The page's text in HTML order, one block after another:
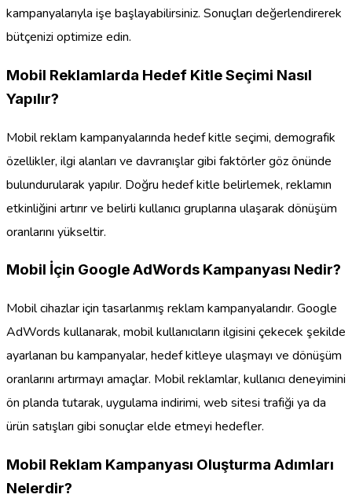
kampanyalarıyla işe başlayabilirsiniz. Sonuçları değerlendirerek
bütçenizi optimize edin.
Mobil Reklamlarda Hedef Kitle Seçimi Nasıl
Yapılır?
Mobil reklam kampanyalarında hedef kitle seçimi, demografik
özellikler, ilgi alanları ve davranışlar gibi faktörler göz önünde
bulundurularak yapılır. Doğru hedef kitle belirlemek, reklamın
etkinliğini artırır ve belirli kullanıcı gruplarına ulaşarak dönüşüm
oranlarını yükseltir.
Mobil İçin Google AdWords Kampanyası Nedir?
Mobil cihazlar için tasarlanmış reklam kampanyalarıdır. Google
AdWords kullanarak, mobil kullanıcıların ilgisini çekecek şekilde
ayarlanan bu kampanyalar, hedef kitleye ulaşmayı ve dönüşüm
oranlarını artırmayı amaçlar. Mobil reklamlar, kullanıcı deneyimini
ön planda tutarak, uygulama indirimi, web sitesi trafiği ya da
ürün satışları gibi sonuçlar elde etmeyi hedefler.
Mobil Reklam Kampanyası Oluşturma Adımları
Nelerdir?